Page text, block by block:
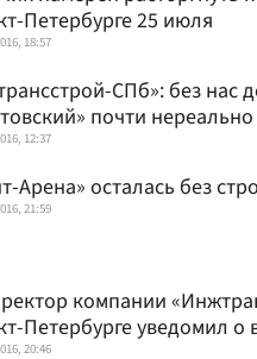
Петербурге 25 июля
18:57
СПб»: без нас
почти нереально
12:37
Арена» осталась без
21:59
компании
Петербурге уведомил
20:46